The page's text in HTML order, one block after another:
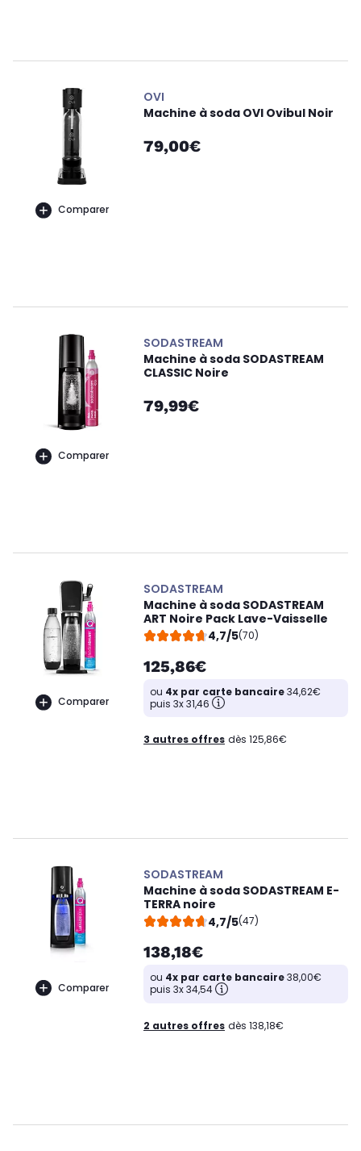
Comparer
OVI
Machine à soda OVI Ovibul Noir
79,00€
Comparer
SODASTREAM
Machine à soda SODASTREAM
CLASSIC Noire
79,99€
Comparer
SODASTREAM
Machine à soda SODASTREAM
ART Noire Pack Lave-Vaisselle
4,7/5(70)
125,86€
ou 4x par carte bancaire34,62€
puis 3x 31,46
3 autres offres dès 125,86€
Comparer
SODASTREAM
Machine à soda SODASTREAM E-
TERRA noire
4,7/5(47)
138,18€
ou 4x par carte bancaire38,00€
puis 3x 34,54
2 autres offres dès 138,18€